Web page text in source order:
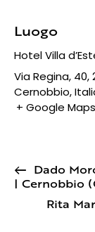
Luogo
Hotel Villa
Via Regina, 40,
Cernobbio,
+ Google Maps
Dado
| Cernobbio
Rita